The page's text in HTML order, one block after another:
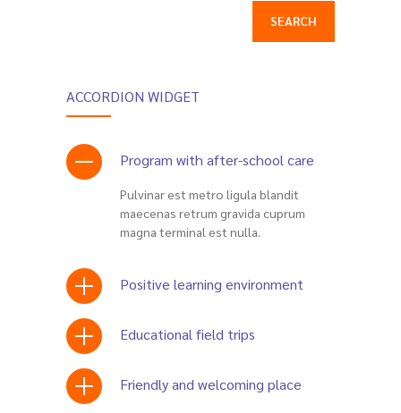
ACCORDION WIDGET
Program with after-school care
Pulvinar est metro ligula blandit
maecenas retrum gravida cuprum
magna terminal est nulla.
Positive learning environment
Educational field trips
Friendly and welcoming place